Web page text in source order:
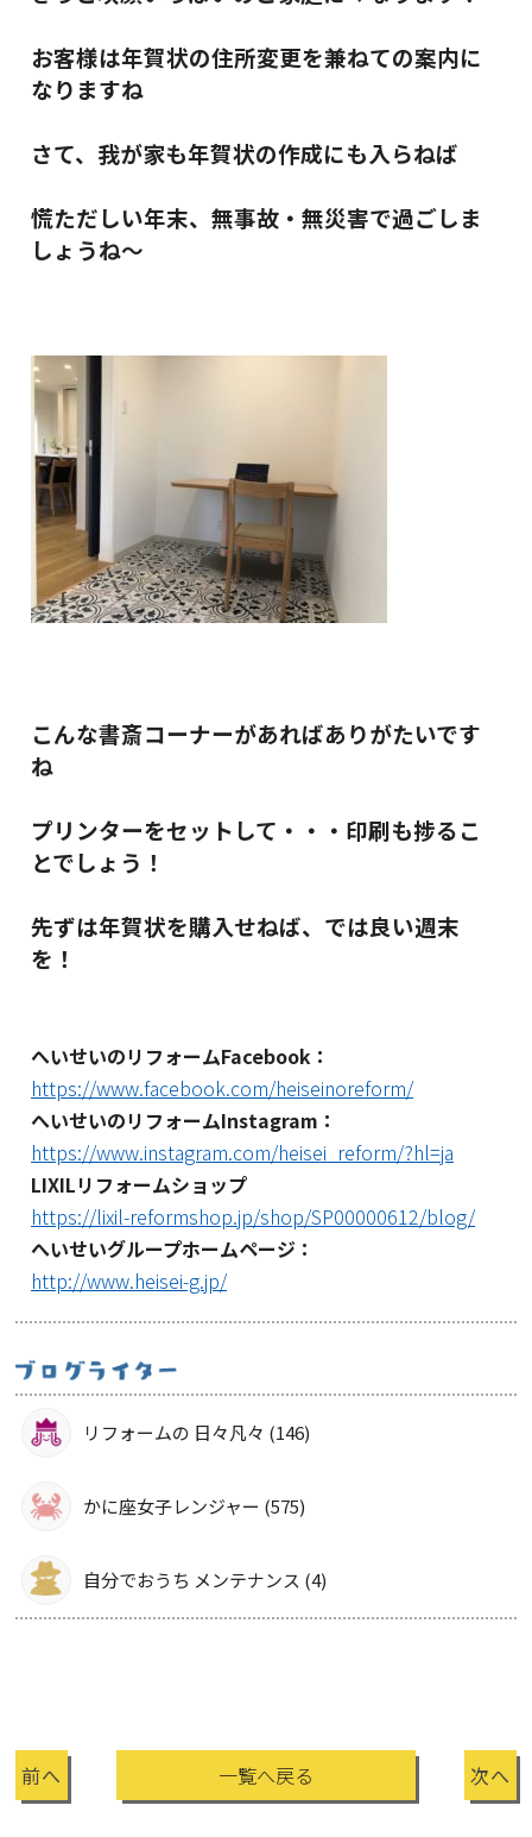
お客様は年賀状の住所変更を兼ねての案内に
なりますね
さて、我が家も年賀状の作成にも入らねば
慌ただしい年末、無事故・無災害で過ごしま
しょうね～
こんな書斎コーナーがあればありがたいです
ね
プリンターをセットして・・・印刷も捗るこ
とでしょう！
先ずは年賀状を購入せねば、では良い週末
を！
へいせいのリフォームFacebook：
https://www.facebook.com/heiseinoreform/
へいせいのリフォームInstagram：
https://www.instagram.com/heisei_reform/?hl=ja
LIXILリフォームショップ
https://lixil-reformshop.jp/shop/SP00000612/blog/
へいせいグループホームページ：
http://www.heisei-g.jp/
リフォームの 日々凡々 (146)
かに座女子レンジャー (575)
自分でおうち メンテナンス (4)
前へ 一覧へ戻る 次へ